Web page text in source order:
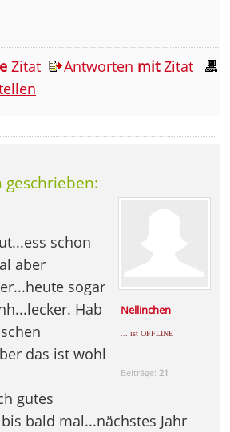
Zitat Antworten mitZitat
geschrieben:
Nellinchen
... ist OFFLINE
Beiträge: 21
schon
aber
sogar
Hab
das ist wohl
gutes
bald mal...nächstes Jahr